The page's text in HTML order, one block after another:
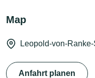
Map
Leopold-von-
Anfahrt planen